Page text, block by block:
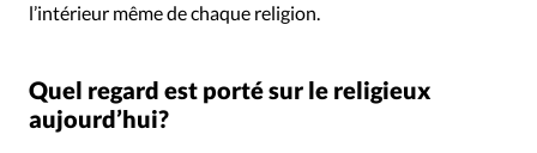
l’intérieur même de chaque religion.
Quel regard est porté sur le religieux
aujourd’hui?